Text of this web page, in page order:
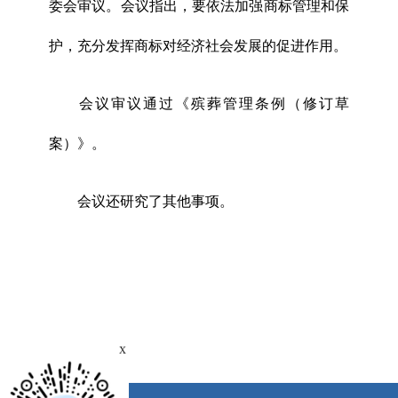
委会审议。会议指出，要依法加强商标管理和保
护，充分发挥商标对经济社会发展的促进作用。
会议审议通过《殡葬管理条例（修订草
案）》。
会议还研究了其他事项。
x